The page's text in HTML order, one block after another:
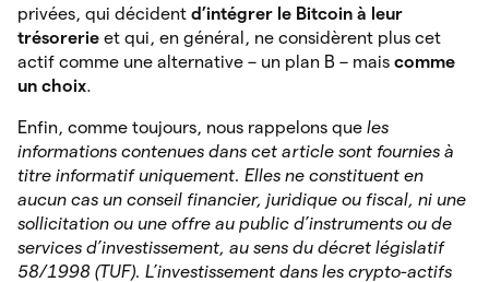
privées, qui décident d’intégrer le Bitcoin à leur
trésorerie et qui, en général, ne considèrent plus cet
actif comme une alternative – un plan B – mais comme
un choix.
Enfin, comme toujours, nous rappelons que les
informations contenues dans cet article sont fournies à
titre informatif uniquement. Elles ne constituent en
aucun cas un conseil financier, juridique ou fiscal, ni une
sollicitation ou une offre au public d’instruments ou de
services d’investissement, au sens du décret législatif
58/1998 (TUF). L’investissement dans les crypto-actifs